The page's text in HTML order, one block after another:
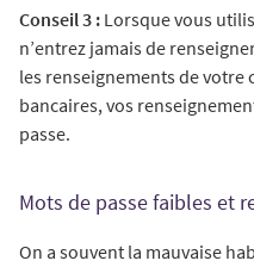
Conseil 3 : Lorsque vous
n’entrez jamais de
les renseignements de
bancaires, vos
passe.
Mots de passe faibles et
On a souvent la mauvaise